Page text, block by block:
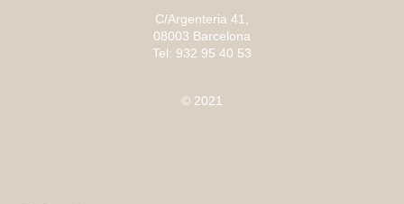
C/Argenteria 41,
08003 Barcelona
Tel: 932 95 40 53
© 2021